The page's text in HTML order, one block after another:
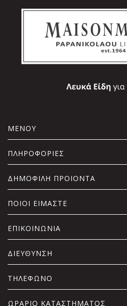
ΜΕΝΟΥ
ΠΛΗΡΟΦΟΡΙΕΣ
ΔΗΜΟΦΙΛΗ ΠΡΟΙΟΝΤΑ
ΠΟΙΟΙ ΕΙΜΑΣΤΕ
ΕΠΙΚΟΙΝΩΝΙΑ
ΔΙΕΥΘΥΝΣΗ
ΤΗΛΕΦΩΝΟ
ΩΡΑΡΙΟ ΚΑΤΑΣΤΗΜΑΤΟΣ